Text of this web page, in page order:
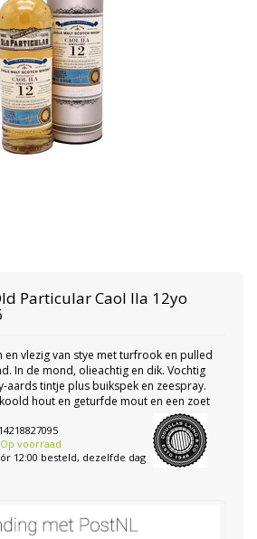
Particular Caol Ila 12yo
en vlezig van stye met turfrook en pulled
In de mond, olieachtig en dik. Vochtig
aards tintje plus buikspek en zeespray.
hout en geturfde mout en een zoet
voorraad
12:00 besteld, dezelfde dag